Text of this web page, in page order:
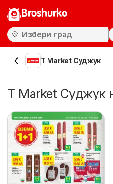
Broshurko
T Market Суджук
T Market Суджук